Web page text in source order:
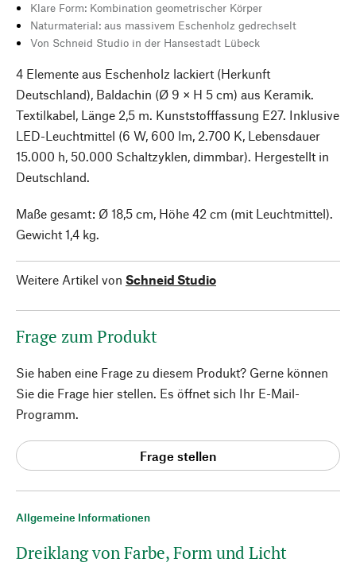
Allgemeine Informationen
Dreiklang von Farbe, Form und Licht
Klare Form: Kombination geometrischer Körper
Naturmaterial: aus massivem Eschenholz gedrechselt
Von Schneid Studio in der Hansestadt Lübeck
4 Elemente aus Eschenholz lackiert (Herkunft
Deutschland), Baldachin (Ø 9 × H 5 cm) aus Keramik.
Textilkabel, Länge 2,5 m. Kunststofffassung E27. Inklusive
LED-Leuchtmittel (6 W, 600 lm, 2.700 K, Lebensdauer
15.000 h, 50.000 Schaltzyklen, dimmbar). Hergestellt in
Deutschland.
Maße gesamt: Ø 18,5 cm, Höhe 42 cm (mit Leuchtmittel).
Gewicht 1,4 kg.
Weitere Artikel von Schneid Studio
Frage zum Produkt
Sie haben eine Frage zu diesem Produkt? Gerne können
Sie die Frage hier stellen. Es öffnet sich Ihr E-Mail-
Programm.
Frage stellen